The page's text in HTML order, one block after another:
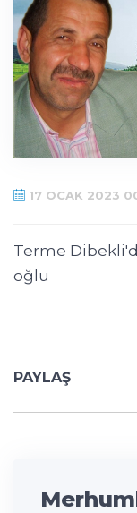
17 OCAK 2023
Terme
oğlu
PAYLAŞ